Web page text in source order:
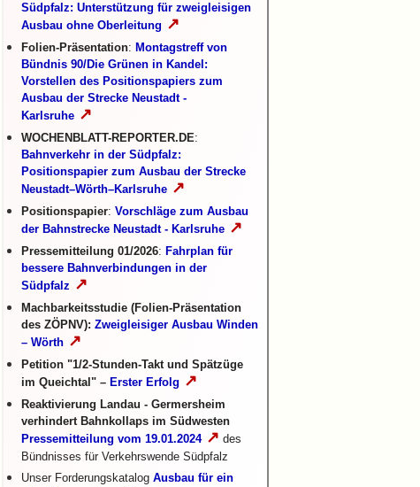
Südpfalz: Unterstützung für zweigleisigen
Ausbau ohne Oberleitung ↗
Folien-Präsentation: Montagstreff von
Bündnis 90/Die Grünen in Kandel:
Vorstellen des Positionspapiers zum
Ausbau der Strecke Neustadt -
Karlsruhe ↗
WOCHENBLATT-REPORTER.DE:
Bahnverkehr in der Südpfalz:
Positionspapier zum Ausbau der Strecke
Neustadt–Wörth–Karlsruhe ↗
Positionspapier: Vorschläge zum Ausbau
der Bahnstrecke Neustadt - Karlsruhe ↗
Pressemitteilung 01/2026: Fahrplan für
bessere Bahnverbindungen in der
Südpfalz ↗
Machbarkeitsstudie (Folien-Präsentation
des ZÖPNV): Zweigleisiger Ausbau Winden
– Wörth ↗
Petition "1/2-Stunden-Takt und Spätzüge
im Queichtal" – Erster Erfolg ↗
Reaktivierung Landau - Germersheim
verhindert Bahnkollaps im Südwesten
Pressemitteilung vom 19.01.2024↗ des
Bündnisses für Verkehrswende Südpfalz
Unser Forderungskatalog Ausbau für ein